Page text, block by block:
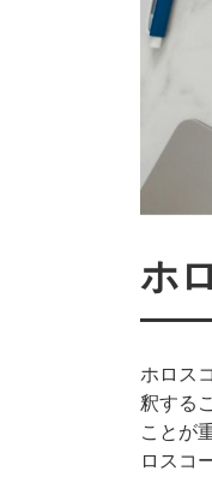
ホ
ホロス
釈する
ことが
ロスコ